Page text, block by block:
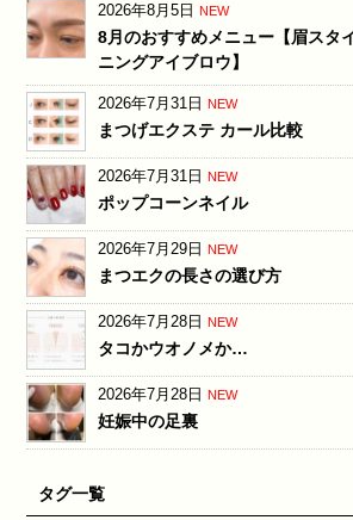
2026年8月5日 NEW
8月のおすすめメニュー【眉スタ
ニングアイブロウ】
2026年7月31日 NEW
まつげエクステ カール比較
2026年7月31日 NEW
ポップコーンネイル
2026年7月29日 NEW
まつエクの長さの選び方
2026年7月28日 NEW
タコかウオノメか…
2026年7月28日 NEW
妊娠中の足裏
タグ一覧